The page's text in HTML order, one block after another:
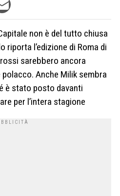
non è del tutto chiusa
riporta l’edizione di Roma di
sarebbero ancora
Anche Milik sembra
è stato posto davanti
per l’intera stagione